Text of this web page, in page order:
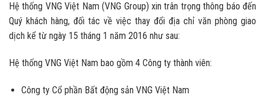
Hệ thống VNG Việt Nam (VNG Group) xin trân trọng thông báo đến
Quý khách hàng, đối tác về việc thay đổi địa chỉ văn phòng giao
dịch kể từ ngày 15 tháng 1 năm 2016 như sau:
Hệ thống VNG Việt Nam bao gồm 4 Công ty thành viên:
Công ty Cổ phần Bất động sản VNG Việt Nam